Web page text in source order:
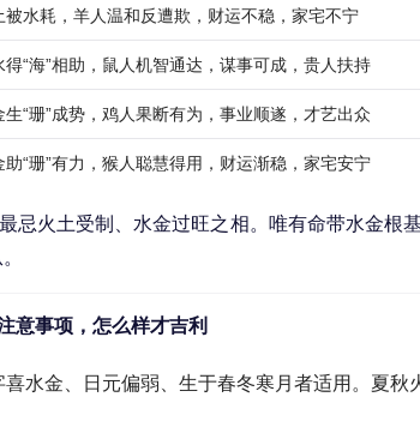
被水耗，羊人温和反遭欺，财运不稳，家宅不宁
得“海”相助，鼠人机智通达，谋事可成，贵人扶持
生“珊”成势，鸡人果断有为，事业顺遂，才艺出众
助“珊”有力，猴人聪慧得用，财运渐稳，家宅安宁
忌火土受制、水金过旺之相。唯有命带水金根
意事项，怎么样才吉利
喜水金、日元偏弱、生于春冬寒月者适用。夏秋